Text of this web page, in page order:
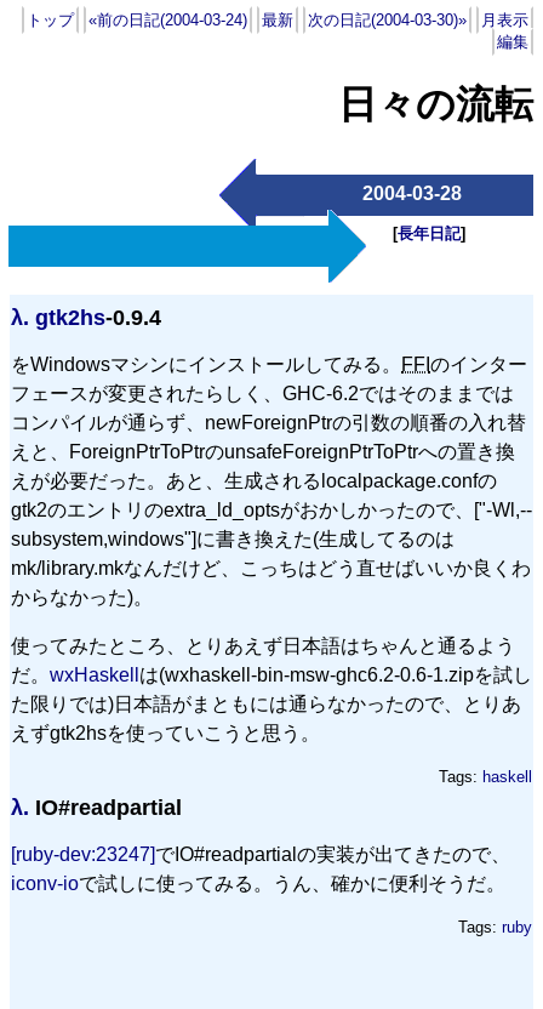
トップ «前の日記(2004-03-24) 最新 次の日記(2004-03-30)»
月表示
編集
日々の流転
2004-03-28
[長年日記]
λ. gtk2hs-0.9.4
をWindowsマシンにインストールしてみる。 FFI のインター
フェースが変更されたらしく、 GHC-6.2ではそのままでは
コンパイルが通らず、newForeignPtrの引数の順番の入れ替
えと、ForeignPtrToPtrのunsafeForeignPtrToPtrへの置き換
えが必要だった。あと、生成されるlocalpackage.confの
gtk2のエントリのextra_ld_optsがおかしかったので、["-Wl,--
subsystem,windows"]に書き換えた(生成してるのは
mk/library.mkなんだけど、こっちはどう直せばいいか良くわ
からなかった)。
使ってみたところ、とりあえず日本語はちゃんと通るよう
だ。 wxHaskell は(wxhaskell-bin-msw-ghc6.2-0.6-1.zipを試し
た限りでは)日本語がまともには通らなかったので、とりあ
えずgtk2hsを使っていこうと思う。
Tags: haskell
λ. IO#readpartial
[ruby-dev:23247]でIO#readpartialの実装が出てきたので、
iconv-ioで試しに使ってみる。うん、確かに便利そうだ。
Tags: ruby